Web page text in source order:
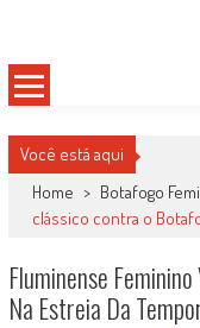
content
Você está aqui
Home > Botafogo
clássico contra o
Fluminense
Na Estreia Da